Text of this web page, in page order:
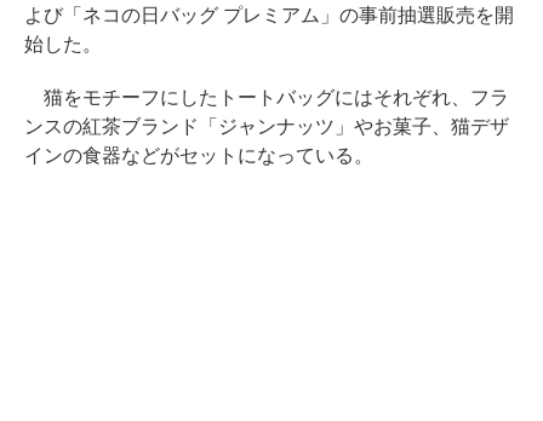
よび「ネコの日バッグ プレミアム」の事前抽選販売を開
始した。
猫をモチーフにしたトートバッグにはそれぞれ、フラ
ンスの紅茶ブランド「ジャンナッツ」やお菓子、猫デザ
インの食器などがセットになっている。